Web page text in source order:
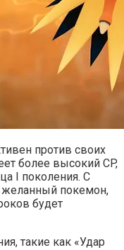
против своих
более высокий CP,
I поколения. С
желанный покемон,
будет
такие как «Удар